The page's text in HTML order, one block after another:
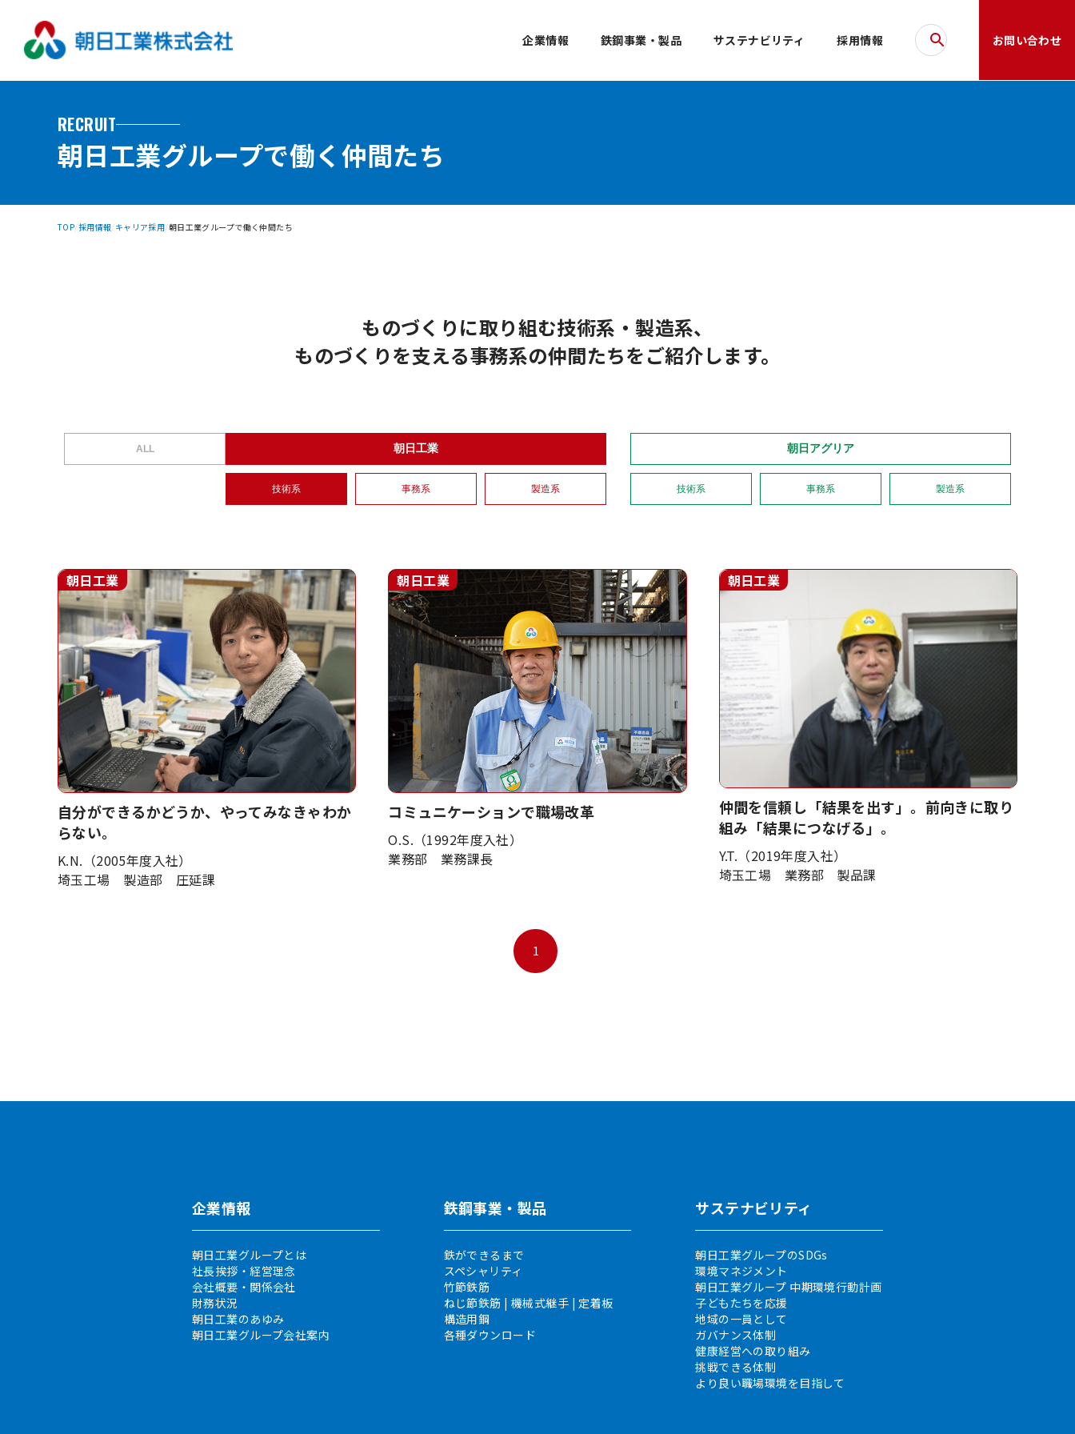
企業情報 鉄鋼事業・製品 サステナビリティ 採用情報 お問い合わせ
RECRUIT
朝日工業グループで働く仲間たち
TOP 採用情報 キャリア採用 朝日工業グループで働く仲間たち
ものづくりに取り組む技術系・製造系、
ものづくりを支える事務系の仲間たちをご紹介します。
ALL 朝日工業
技術系 事務系 製造系
朝日アグリア
技術系 事務系 製造系
朝日工業
自分ができるかどうか、やってみなきゃわか
らない。
K.N.（2005年度入社）
埼玉工場 製造部 圧延課
朝日工業
コミュニケーションで職場改革
O.S.（1992年度入社）
業務部 業務課長
朝日工業
仲間を信頼し「結果を出す」。前向きに取り
組み「結果につなげる」。
Y.T.（2019年度入社）
埼玉工場 業務部 製品課
1
企業情報
朝日工業グループとは
社長挨拶・経営理念
会社概要・関係会社
財務状況
朝日工業のあゆみ
朝日工業グループ会社案内
鉄鋼事業・製品
鉄ができるまで
スペシャリティ
竹節鉄筋
ねじ節鉄筋 | 機械式継手 | 定着板
構造用鋼
各種ダウンロード
サステナビリティ
朝日工業グループのSDGs
環境マネジメント
朝日工業グループ 中期環境行動計画
子どもたちを応援
地域の一員として
ガバナンス体制
健康経営への取り組み
挑戦できる体制
より良い職場環境を目指して